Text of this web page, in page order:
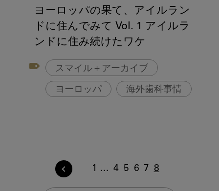
ヨーロッパの果て、アイルラン
ドに住んでみて Vol. 1 アイルラ
ンドに住み続けたワケ
スマイル＋アーカイブ
ヨーロッパ 海外歯科事情
1 4 5 6 7 8